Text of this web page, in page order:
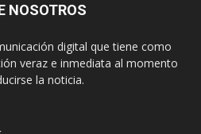
NOSOTROS
digital que tiene como
veraz e inmediata al momento
la noticia.